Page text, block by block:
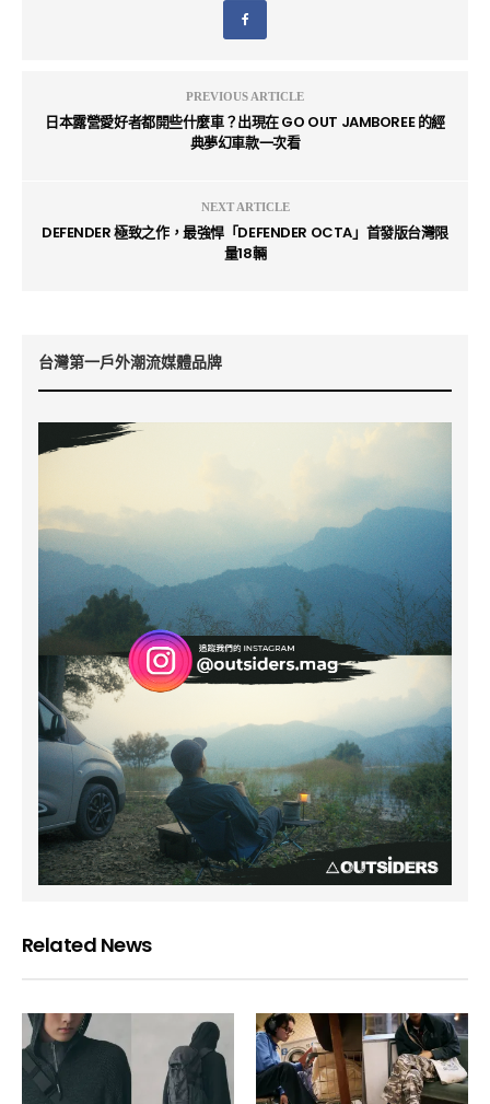
PREVIOUS ARTICLE
日本露營愛好者都開些什麼車？出現在 GO OUT JAMBOREE 的經
典夢幻車款一次看
NEXT ARTICLE
DEFENDER 極致之作，最強悍「DEFENDER OCTA」首發版台灣限
量18輛
台灣第一戶外潮流媒體品牌
Related News